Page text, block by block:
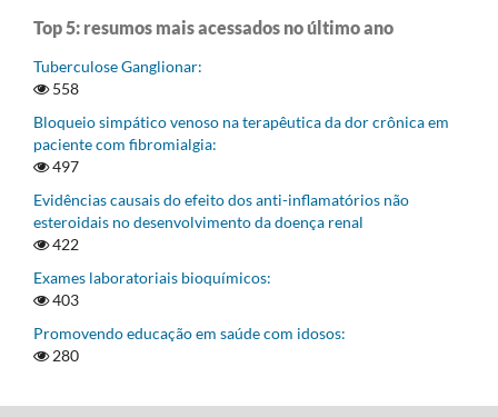
Top 5: resumos mais acessados no último ano
Tuberculose Ganglionar:
558
Bloqueio simpático venoso na terapêutica da dor crônica em
paciente com fibromialgia:
497
Evidências causais do efeito dos anti-inflamatórios não
esteroidais no desenvolvimento da doença renal
422
Exames laboratoriais bioquímicos:
403
Promovendo educação em saúde com idosos:
280